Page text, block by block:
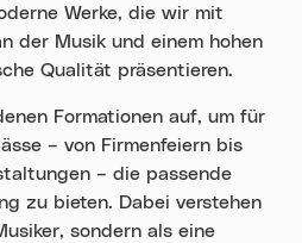
Werke, die wir mit
der Musik und einem hohen
Qualität präsentieren.
Formationen auf, um für
– von Firmenfeiern bis
– die passende
zu bieten. Dabei verstehen
sondern als eine